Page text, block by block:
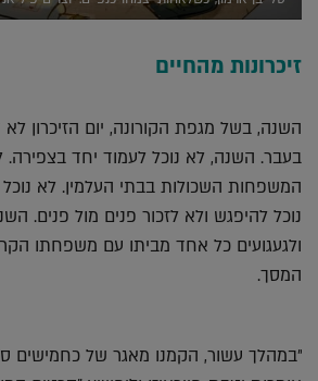
זיכרונות מהחיים
השנה, בשל מגפת הקורונה, יום הזיכרון
בעבר. השנה, לא נוכל לעמוד יחד בצפירה.
המשפחות השכולות בבתי העלמין. לא
נוכל להיפגש ולא לזכור פנים מול פנים.
ולגעגועים כל אחד מביתו עם משפחתו
המסך.
"במהלך עשור, הקמנו מאגר של כחמישים